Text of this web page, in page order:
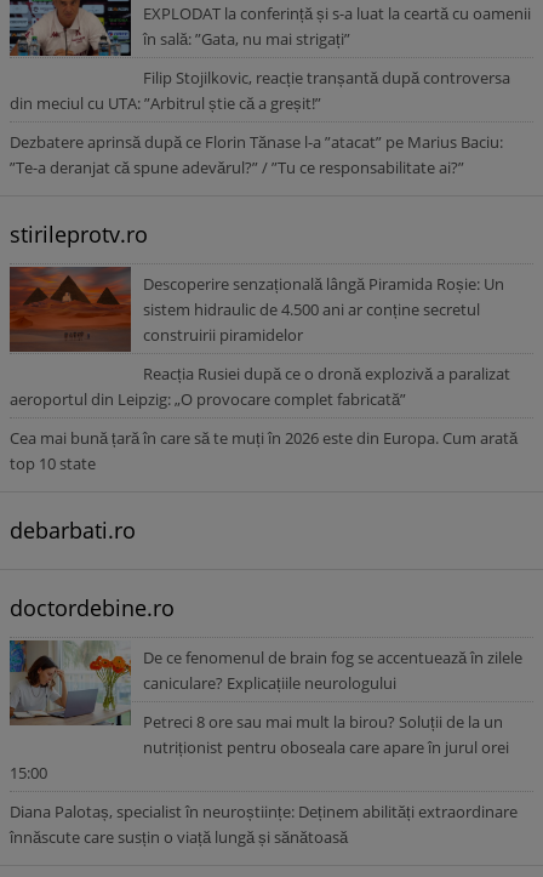
EXPLODAT la conferință și s-a luat la ceartă cu oamenii
în sală: ”Gata, nu mai strigați”
Filip Stojilkovic, reacție tranșantă după controversa
din meciul cu UTA: ”Arbitrul știe că a greșit!”
Dezbatere aprinsă după ce Florin Tănase l-a ”atacat” pe Marius Baciu:
”Te-a deranjat că spune adevărul?” / ”Tu ce responsabilitate ai?”
stirileprotv.ro
Descoperire senzațională lângă Piramida Roșie: Un
sistem hidraulic de 4.500 ani ar conține secretul
construirii piramidelor
Reacția Rusiei după ce o dronă explozivă a paralizat
aeroportul din Leipzig: „O provocare complet fabricată”
Cea mai bună țară în care să te muți în 2026 este din Europa. Cum arată
top 10 state
debarbati.ro
doctordebine.ro
De ce fenomenul de brain fog se accentuează în zilele
caniculare? Explicațiile neurologului
Petreci 8 ore sau mai mult la birou? Soluții de la un
nutriționist pentru oboseala care apare în jurul orei
15:00
Diana Palotaș, specialist în neuroștiințe: Deținem abilități extraordinare
înnăscute care susțin o viață lungă și sănătoasă